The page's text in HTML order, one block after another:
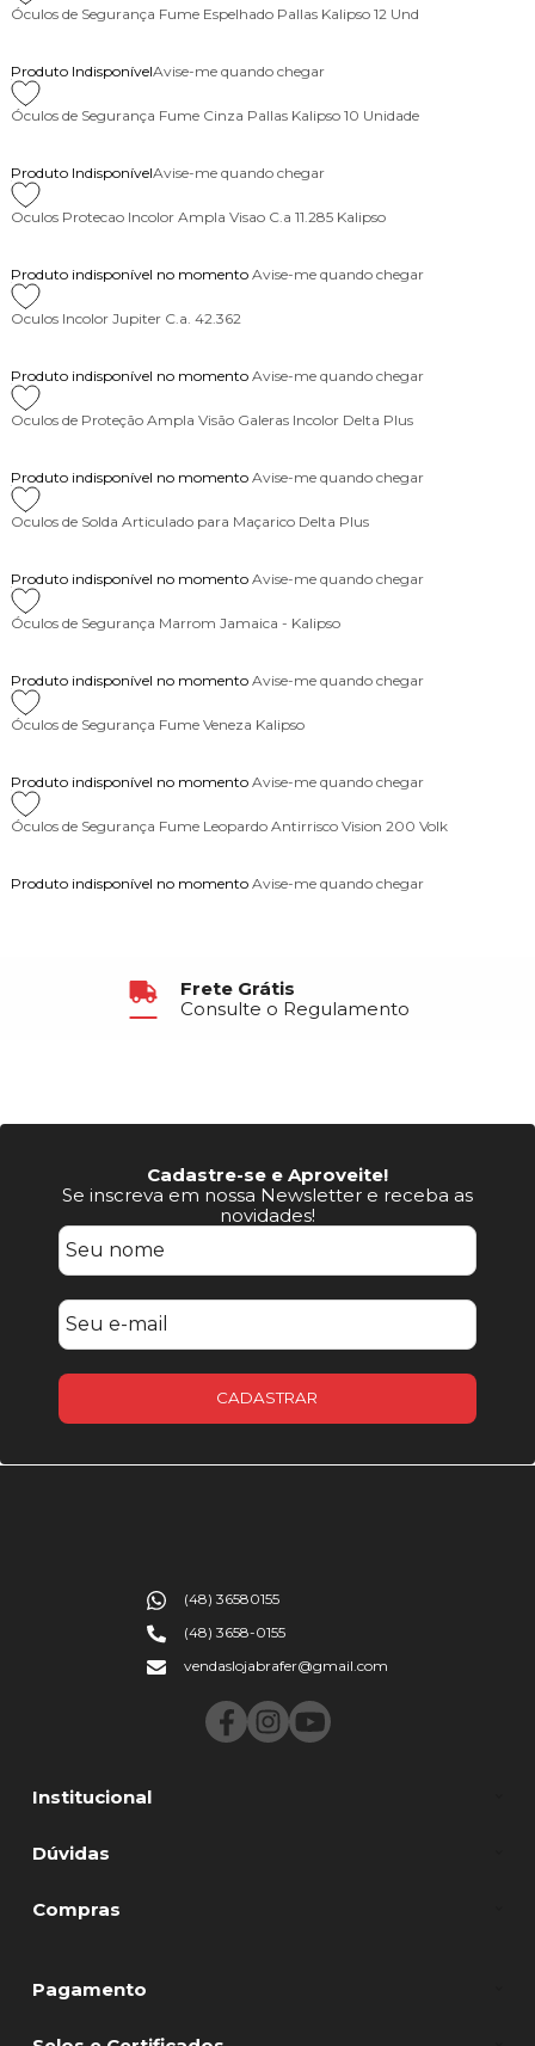
Óculos de Segurança Fume Espelhado Pallas Kalipso 12 Und
Produto IndisponívelAvise-me quando chegar
Óculos de Segurança Fume Cinza Pallas Kalipso 10 Unidade
Produto IndisponívelAvise-me quando chegar
Oculos Protecao Incolor Ampla Visao C.a 11.285 Kalipso
Produto indisponível no momento Avise-me quando chegar
Oculos Incolor Jupiter C.a. 42.362
Produto indisponível no momento Avise-me quando chegar
Oculos de Proteção Ampla Visão Galeras Incolor Delta Plus
Produto indisponível no momento Avise-me quando chegar
Oculos de Solda Articulado para Maçarico Delta Plus
Produto indisponível no momento Avise-me quando chegar
Óculos de Segurança Marrom Jamaica - Kalipso
Produto indisponível no momento Avise-me quando chegar
Óculos de Segurança Fume Veneza Kalipso
Produto indisponível no momento Avise-me quando chegar
Óculos de Segurança Fume Leopardo Antirrisco Vision 200 Volk
Produto indisponível no momento Avise-me quando chegar
Frete Grátis
Consulte o Regulamento
Cadastre-se e Aproveite!
Se inscreva em nossa Newsletter e receba as
novidades!
CADASTRAR
Institucional
Dúvidas
Compras
(48) 36580155
(48) 3658-0155
vendaslojabrafer@gmail.com
Pagamento